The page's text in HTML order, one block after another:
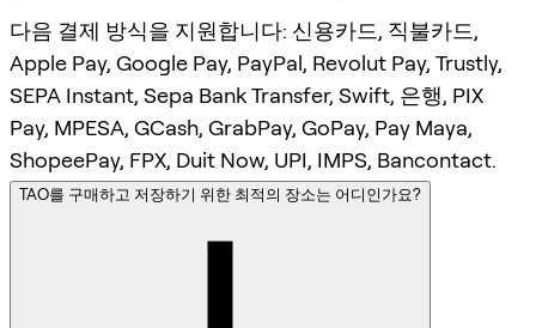
다음 결제 방식을 지원합니다: 신용카드, 직불카드,
Apple Pay, Google Pay, PayPal, Revolut Pay, Trustly,
SEPA Instant, Sepa Bank Transfer, Swift, 은행, PIX
Pay, MPESA, GCash, GrabPay, GoPay, Pay Maya,
ShopeePay, FPX, Duit Now, UPI, IMPS, Bancontact.
TAO를 구매하고 저장하기 위한 최적의 장소는 어디인가요?